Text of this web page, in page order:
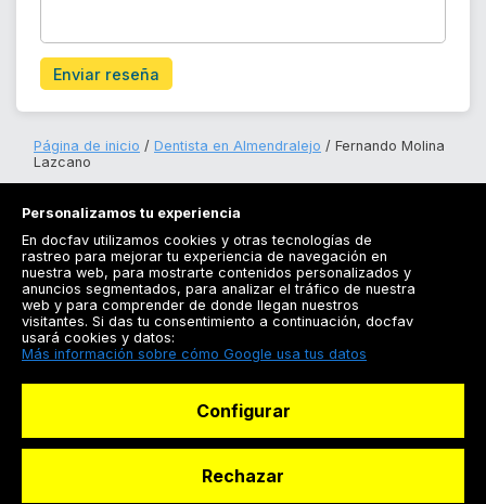
Enviar reseña
Página de inicio Dentista en Almendralejo
Fernando Molina
Lazcano
Registrarse
Docfav
Personalizamos tu experiencia
En docfav utilizamos cookies y otras tecnologías de
rastreo para mejorar tu experiencia de navegación en
nuestra web, para mostrarte contenidos personalizados y
anuncios segmentados, para analizar el tráfico de nuestra
web y para comprender de donde llegan nuestros
visitantes. Si das tu consentimiento a continuación, docfav
usará cookies y datos:
Más información sobre cómo Google usa tus datos
Configurar
Rechazar